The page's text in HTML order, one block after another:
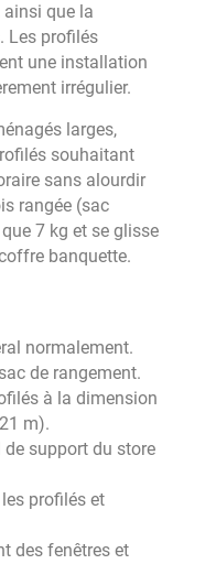
ainsi que la
Les profilés
une installation
irrégulier.
larges,
souhaitant
sans alourdir
rangée (sac
7 kg et se glisse
banquette.
normalement.
de rangement.
à la dimension
m).
de support du store
profilés et
des fenêtres et